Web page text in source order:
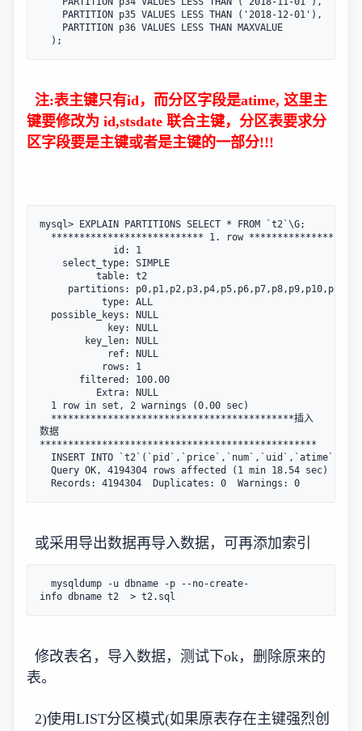
PARTITION p35 VALUES LESS THAN ('2018-12-01'),
PARTITION p36 VALUES LESS THAN MAXVALUE
);
注:表主键只有id，而分区字段是atime, 这里主
键要修改为 id,stsdate 联合主键，分区表要求分
区字段要是主键或者是主键的一部分!!!
mysql> EXPLAIN PARTITIONS SELECT * FROM `t2`\G;
*************************** 1. row
id: 1
select_type: SIMPLE
table: t2
partitions:
type: ALL
possible_keys: NULL
key: NULL
key_len: NULL
ref: NULL
rows: 1
filtered: 100.00
Extra: NULL
1 row in set, 2 warnings (0.00 sec)
*******************************************插入
数据
*************************************************
INSERT INTO `t2`(`pid`,`price`,`num`,`uid`,`atime`)
Query OK, 4194304 rows affected (1 min 18.54 sec)
Records: 4194304  Duplicates: 0  Warnings: 0
或采用导出数据再导入数据，可再添加索引
mysqldump -u dbname -p --no-create-
info dbname t2  > t2.sql
修改表名，导入数据，测试下ok，删除原来的
表。
2)使用LIST分区模式(如果原表存在主键强烈创